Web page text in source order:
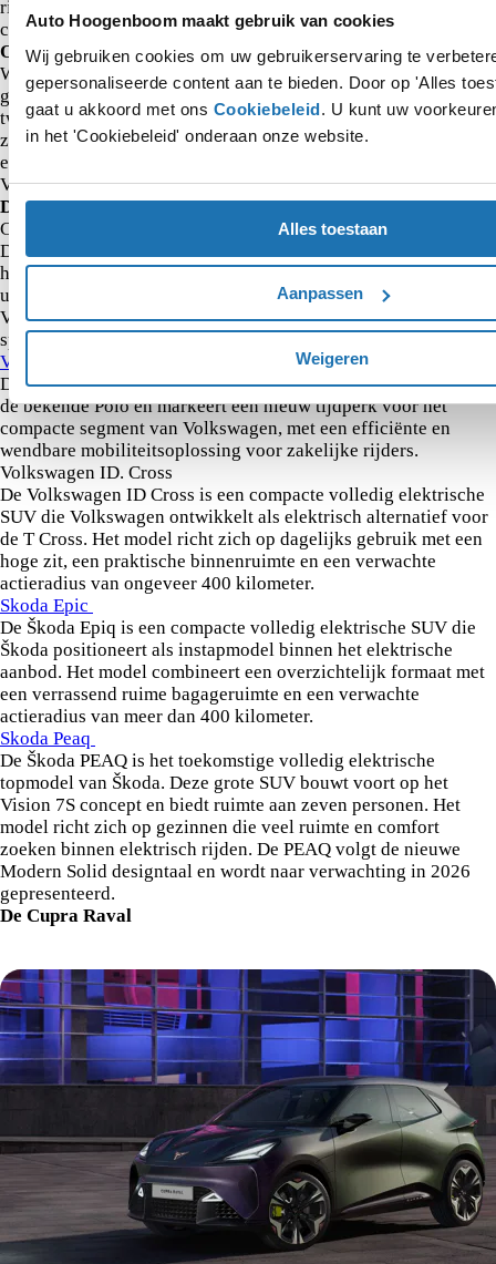
Auto Hoogenboom maakt gebruik van cookies
Wij gebruiken cookies om uw gebruikerservaring te
gepersonaliseerde content aan te bieden. Door op 'Alles
gaat u akkoord met ons Cookiebeleid. U kunt uw
in het 'Cookiebeleid' onderaan onze website.
Alles toestaan
Aanpassen
Weigeren
rijervaring. Binnen lease wint dit model terrein dankzij de
combinatie van merkwaarde en toekomstgerichte technologie.
Onze voorspelling
Wij verwachten dat bovenstaande modellen het ook dit jaar
goed zullen blijven doen. Bovendien verwachten wij dat de
twee nieuwe modellen, de Cupra Raval en de ID. Polo, sterk
zullen presteren binnen de zakelijke markt. Daarnaast komen
er nog meer nieuwe modellen zoals de nieuwe Skoda Epic, de
Volkswagen ID.Cross en de Skoda Peaq.
De aankomende nieuwe modellen
Cupra Raval
De Cupra Raval is een volledig elektrische compacte
hatchback die in 2026 op de markt komt. Het model maakt deel
uit van de nieuwe “Electric Urban Car” familie binnen de
Volkswagen-groep. De Raval heeft een compact formaat en een
sportieve positionering.
Volkswagen ID. Polo
De Volkswagen ID. Polo is de volledig elektrische versie van
de bekende Polo en markeert een nieuw tijdperk voor het
compacte segment van Volkswagen, met een efficiënte en
wendbare mobiliteitsoplossing voor zakelijke rijders.
Volkswagen ID. Cross
De Volkswagen ID Cross is een compacte volledig elektrische
SUV die Volkswagen ontwikkelt als elektrisch alternatief voor
de T Cross. Het model richt zich op dagelijks gebruik met een
hoge zit, een praktische binnenruimte en een verwachte
actieradius van ongeveer 400 kilometer.
Skoda Epic
De Škoda Epiq is een compacte volledig elektrische SUV die
Škoda positioneert als instapmodel binnen het elektrische
aanbod. Het model combineert een overzichtelijk formaat met
een verrassend ruime bagageruimte en een verwachte
actieradius van meer dan 400 kilometer.
Skoda Peaq
De Škoda PEAQ is het toekomstige volledig elektrische
topmodel van Škoda. Deze grote SUV bouwt voort op het
Vision 7S concept en biedt ruimte aan zeven personen. Het
model richt zich op gezinnen die veel ruimte en comfort
zoeken binnen elektrisch rijden. De PEAQ volgt de nieuwe
Modern Solid designtaal en wordt naar verwachting in 2026
gepresenteerd.
De Cupra Raval